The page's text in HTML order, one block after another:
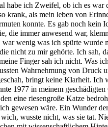
habe ich Zweifel, ob ich es war
krank, als mein leben von
konnte. Es gab noch kein
die immer anwesend war,
wenig was ich spürte wurde
nicht zu mir gehörte. Ich sah,
Finger sah ich nicht. Was
Wahrnehmung von Druck
bringt keine Klarheit. Ich
1977 in meinem
eine riesengroße Katze
gewesen wäre. Ein Wunder
wusste nicht, was sie tat.